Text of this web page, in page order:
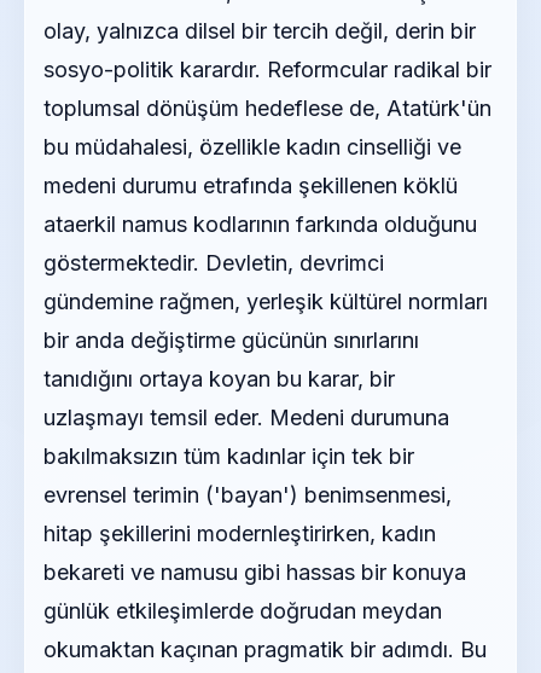
olay, yalnızca dilsel bir tercih değil, derin bir
sosyo-politik karardır. Reformcular radikal bir
toplumsal dönüşüm hedeflese de, Atatürk'ün
bu müdahalesi, özellikle kadın cinselliği ve
medeni durumu etrafında şekillenen köklü
ataerkil namus kodlarının farkında olduğunu
göstermektedir. Devletin, devrimci
gündemine rağmen, yerleşik kültürel normları
bir anda değiştirme gücünün sınırlarını
tanıdığını ortaya koyan bu karar, bir
uzlaşmayı temsil eder. Medeni durumuna
bakılmaksızın tüm kadınlar için tek bir
evrensel terimin ('bayan') benimsenmesi,
hitap şekillerini modernleştirirken, kadın
bekareti ve namusu gibi hassas bir konuya
günlük etkileşimlerde doğrudan meydan
okumaktan kaçınan pragmatik bir adımdı. Bu